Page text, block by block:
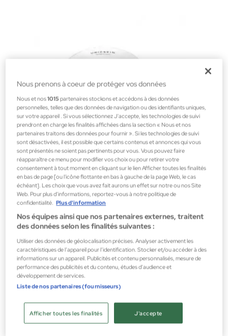
Unicskin
UNICLED KOREAN MASK
Appareils Faciaux
Nous prenons à coeur de protéger vos données
Nous et nos1015 partenaires stockons et accédons à des données
personnelles, telles que des données de navigation ou des identifiants uniques,
sur votre appareil . Si vous sélectionnez J'accepte, les technologies de suivi
prendront en charge les finalités affichées dans la section « Nous et nos
partenaires traitons des données pour fournir ». Si les technologies de suivi
sont désactivées, il est possible que certains contenus et annonces qui vous
sont présentés ne soient pas pertinents pour vous. Vous pouvez faire
réapparaître ce menu pour modifier vos choix ou pour retirer votre
consentement à tout moment en cliquant sur le lien Afficher toutes les finalités
en bas de page [ou l'icône flottante en bas à gauche de la page Web, le cas
échéant]. Les choix que vous avez fait aurons un effet sur notre ou nos Site
Web. Pour plus d’informations, reportez-vous à notre politique de
confidentialité. Plus d'information
Nos équipes ainsi que nos partenaires externes, traitent
des données selon les finalités suivantes :
Utiliser des données de géolocalisation précises. Analyser activement les
caractéristiques de l’appareil pour l’identification. Stocker et/ou accéder à des
informations sur un appareil. Publicités et contenu personnalisés, mesure de
performance des publicités et du contenu, études d’audience et
développement de services.
Liste de nos partenaires (fournisseurs)
J'accepte
Afficher toutes les finalités